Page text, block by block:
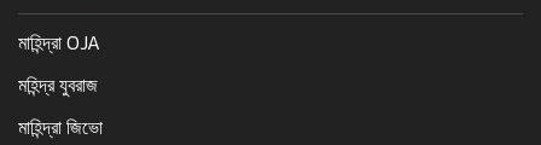
মাহিন্দ্রা OJA
মহিন্দ্র যুবরাজ
মাহিন্দ্রা জিভো